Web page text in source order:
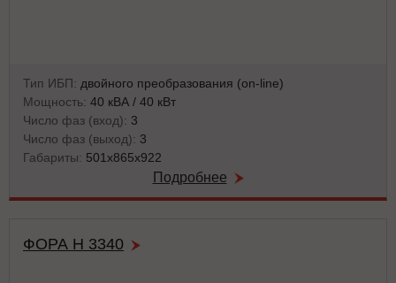
Тип ИБП: двойного преобразования (on-line)
Мощность: 40 кВА / 40 кВт
Число фаз (вход): 3
Число фаз (выход): 3
Габариты: 501x865x922
Подробнее
ФОРА Н 3340